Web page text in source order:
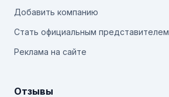
Добавить компанию
Стать официальным представителем
Реклама на сайте
Отзывы